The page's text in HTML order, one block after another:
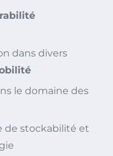
dans divers
le domaine des
de stockabilité et